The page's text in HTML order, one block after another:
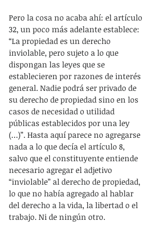
Pero la cosa no acaba ahí: el artículo
32, un poco más adelante establece:
“La propiedad es un derecho
inviolable, pero sujeto a lo que
dispongan las leyes que se
establecieren por razones de interés
general. Nadie podrá ser privado de
su derecho de propiedad sino en los
casos de necesidad o utilidad
públicas establecidos por una ley
(…)”. Hasta aquí parece no agregarse
nada a lo que decía el artículo 8,
salvo que el constituyente entiende
necesario agregar el adjetivo
“inviolable” al derecho de propiedad,
lo que no había agregado al hablar
del derecho a la vida, la libertad o el
trabajo. Ni de ningún otro.